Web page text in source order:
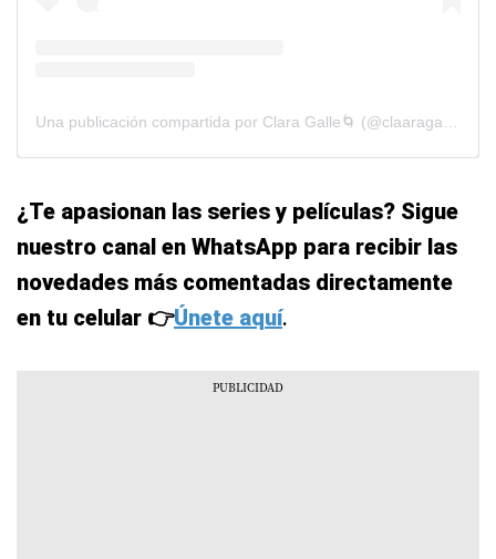
¿Te apasionan las series y películas? Sigue
nuestro canal en WhatsApp para recibir las
novedades más comentadas directamente
en tu celular 👉Únete aquí.